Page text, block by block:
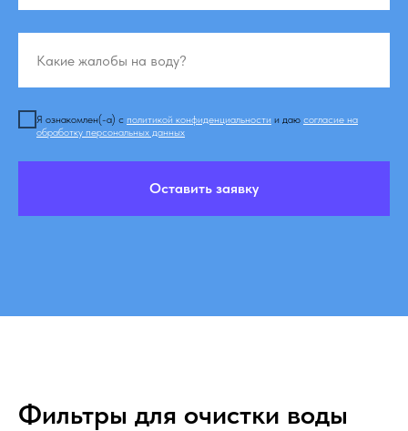
Я ознакомлен(-а) с политикой конфиденциальности и даю согласие на
обработку персональных данных
Оставить заявку
Фильтры для очистки воды